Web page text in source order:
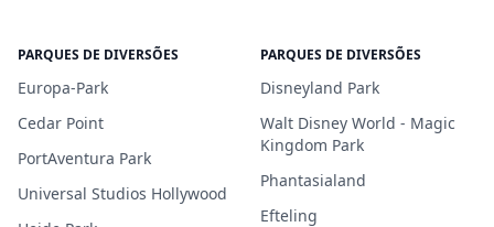
PARQUES DE DIVERSÕES
Europa-Park
Cedar Point
PortAventura Park
Universal Studios Hollywood
PARQUES DE DIVERSÕES
Disneyland Park
Walt Disney World - Magic
Kingdom Park
Phantasialand
Efteling